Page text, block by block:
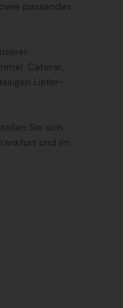
passendes
Caterer,
Liefer-
Sie sich
und im